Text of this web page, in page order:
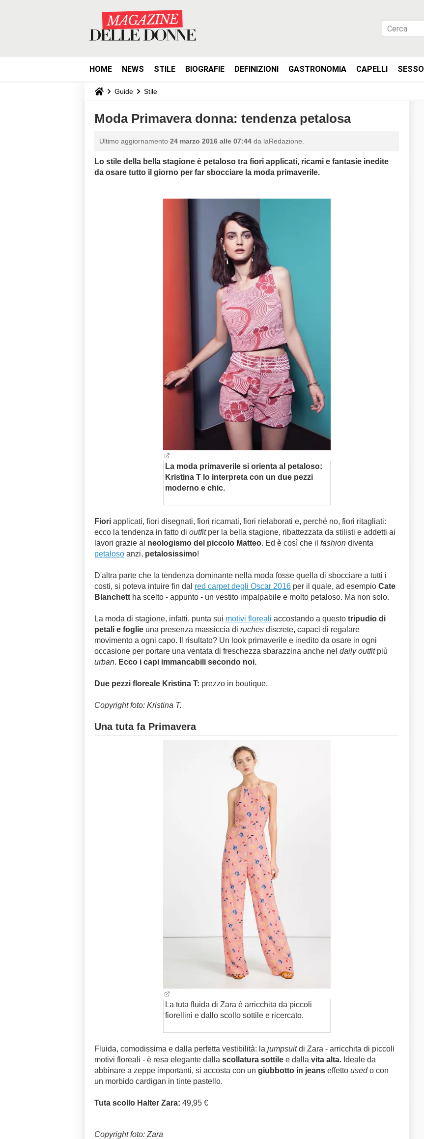
HOME NEWS STILE BIOGRAFIE DEFINIZIONI GASTRONOMIA CAPELLI SESSO
Guide Stile
Moda Primavera donna: tendenza petalosa
Ultimo aggiornamento 24 marzo 2016 alle 07:44 da laRedazione.
Lo stile della bella stagione è petaloso tra fiori applicati, ricami e fantasie inedite
da osare tutto il giorno per far sbocciare la moda primaverile.
La moda primaverile si orienta al petaloso:
Kristina T lo interpreta con un due pezzi
moderno e chic.
Fiori applicati, fiori disegnati, fiori ricamati, fiori rielaborati e, perché no, fiori ritagliati:
ecco la tendenza in fatto di outfitper la bella stagione, ribattezzata da stilisti e addetti ai
lavori grazie al neologismo del piccolo Matteo. Ed è così che il fashion diventa
petaloso anzi, petalosissimo!
D'altra parte che la tendenza dominante nella moda fosse quella di sbocciare a tutti i
costi, si poteva intuire fin dal red carpet degli Oscar 2016 per il quale, ad esempio Cate
Blanchett ha scelto - appunto - un vestito impalpabile e molto petaloso. Ma non solo.
La moda di stagione, infatti, punta sui motivi floreali accostando a questo tripudio di
petali e foglie una presenza massiccia di ruches discrete, capaci di regalare
movimento a ogni capo. Il risultato? Un look primaverile e inedito da osare in ogni
occasione per portare una ventata di freschezza sbarazzina anche nel daily outfitpiù
urban. Ecco i capi immancabili secondo noi.
Due pezzi floreale Kristina T: prezzo in boutique.
Copyright foto: Kristina T.
Una tuta fa Primavera
La tuta fluida di Zara è arricchita da piccoli
fiorellini e dallo scollo sottile e ricercato.
Fluida, comodissima e dalla perfetta vestibilità: la jumpsuitdi Zara - arricchita di piccoli
motivi floreali - è resa elegante dalla scollatura sottile e dalla vita alta. Ideale da
abbinare a zeppe importanti, si accosta con un giubbotto in jeans effetto usedo con
un morbido cardigan in tinte pastello.
Tuta scollo Halter Zara: 49,95 €
Copyright foto: Zara